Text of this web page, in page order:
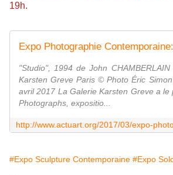
19h.
"Studio", 1994 de John
Karsten Greve Paris © Photo Éric
avril 2017 La Galerie Karsten Greve a le
Photographs, expositio...
#Expo Sculpture Contemporaine #Expo